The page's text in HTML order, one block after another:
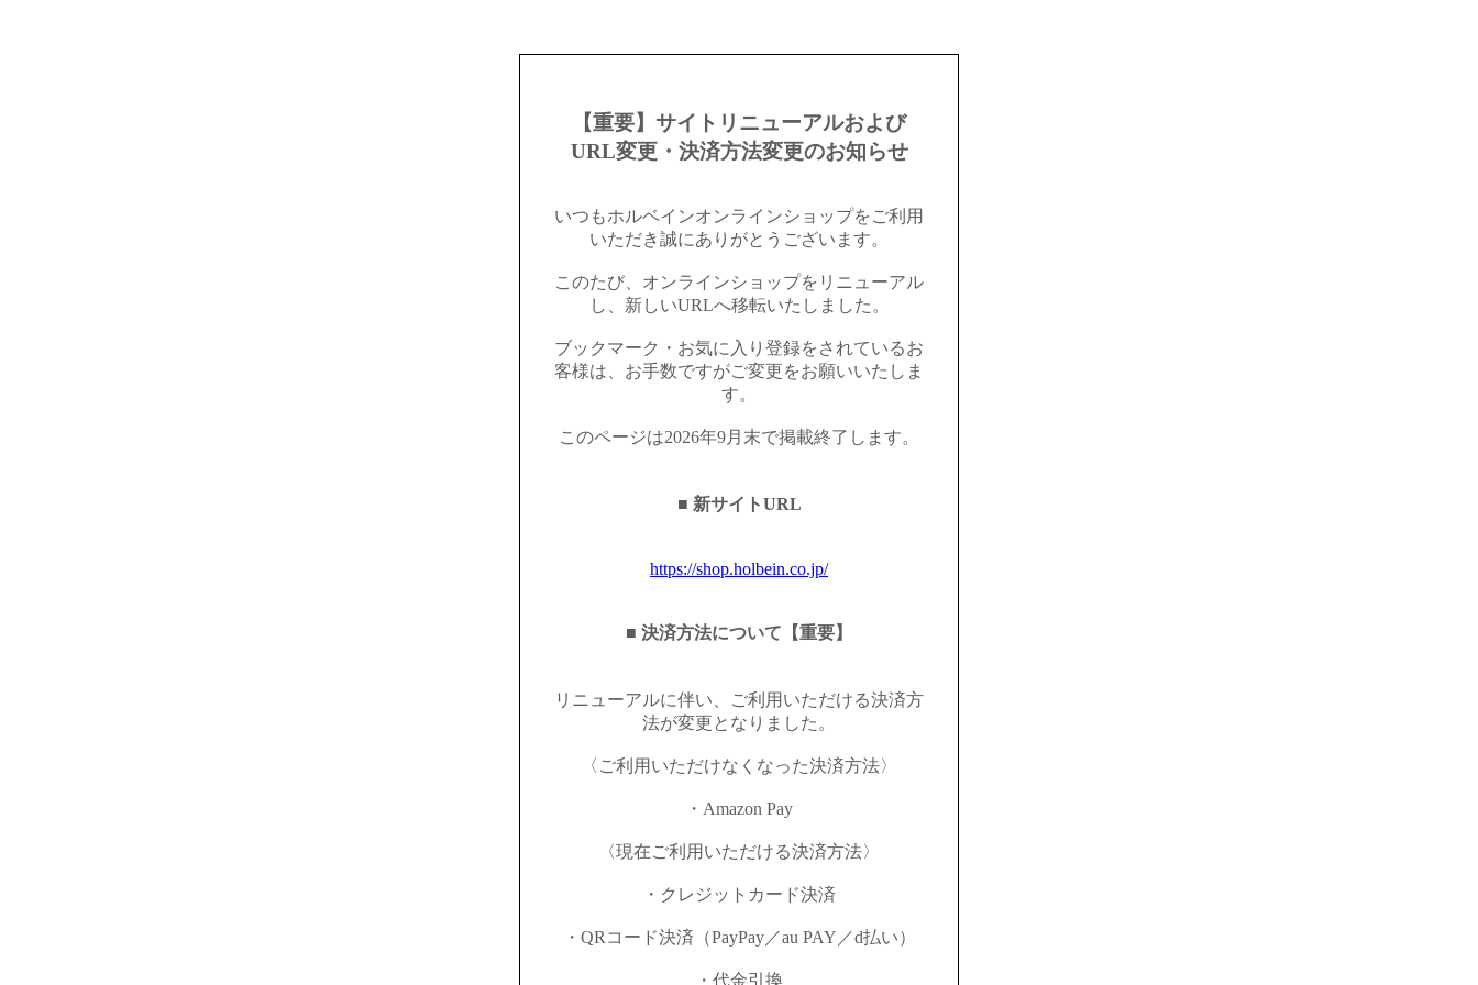
【重要】サイトリニューアルおよび
URL変更・決済方法変更のお知らせ
いつもホルベインオンラインショップをご利用
いただき誠にありがとうございます。
このたび、オンラインショップをリニューアル
し、新しいURLへ移転いたしました。
ブックマーク・お気に入り登録をされているお
客様は、お手数ですがご変更をお願いいたしま
す。
このページは2026年9月末で掲載終了します。
■ 新サイトURL
https://shop.holbein.co.jp/
■ 決済方法について【重要】
リニューアルに伴い、ご利用いただける決済方
法が変更となりました。
〈ご利用いただけなくなった決済方法〉
・Amazon Pay
〈現在ご利用いただける決済方法〉
・クレジットカード決済
・QRコード決済（PayPay／au PAY／d払い）
・代金引換